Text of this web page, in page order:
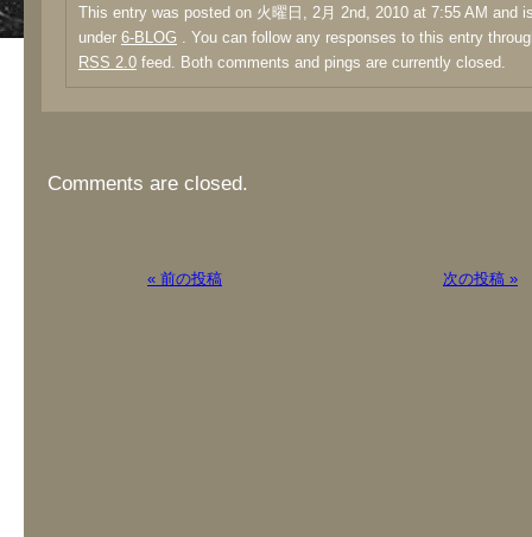
This entry was posted on 火曜日, 2月 2nd, 2010 at 7:55 AM and
under 6-BLOG . You can follow any responses to this entry
RSS 2.0 feed. Both comments and pings are currently closed.
Comments are closed.
« 前の投稿 次の投稿 »